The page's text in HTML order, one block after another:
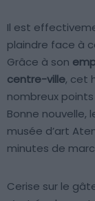
Il est
plaindre face à
Grâce à son
centre-ville, cet
nombreux points
Bonne nouvelle,
musée d’art
minutes de
Cerise sur le